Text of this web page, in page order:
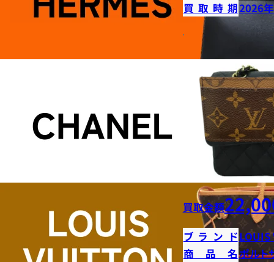
買取時期2026
買取金額
ブランドLOUIS
商品名ポルト